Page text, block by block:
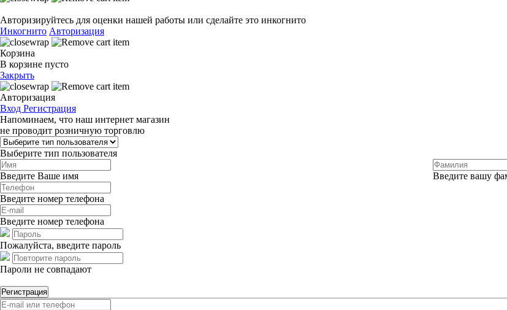
Авторизируйтесь для оценки нашей работы или сделайте это инкогнито
Инкогнито Авторизация
Корзина
В корзине пусто
Закрыть
Авторизация
Вход Регистрация
Напоминаем, что наш интернет магазин
не проводит розничную торговлю
Выберите тип пользователя
Введите Ваше имя Введите вашу
Введите номер телефона
Введите номер телефона
Пожалуйста, введите пароль
Пароли не совпадают
Регистрация